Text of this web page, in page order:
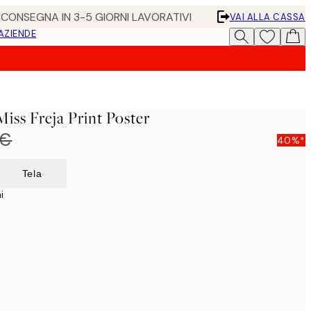
IN 3-5 GIORNI LAVORATIVI
VAI ALLA CASSA
Freja Print Poster
40%*
Tela